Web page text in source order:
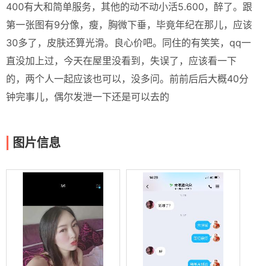
400有大和简单服务，其他的动不动小活5.600，醉了。跟
第一张图有9分像，瘦，胸微下垂，毕竟年纪在那儿，应该
30多了，皮肤还算光滑。良心价吧。同住的有笑笑，qq一
直没加上过，今天在屋里没看到，失误了，应该看一下
的，两个人一起应该也可以，没多问。前前后后大概40分
钟完事儿，偶尔发泄一下还是可以去的
图片信息